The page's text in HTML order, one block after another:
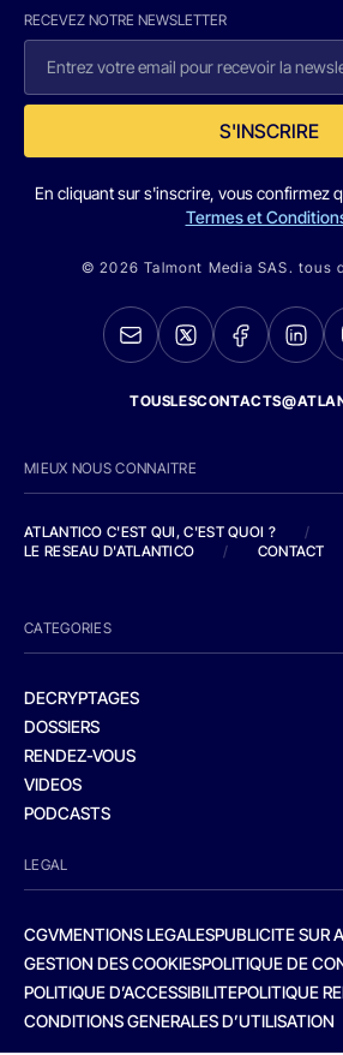
RECEVEZ NOTRE NEWSLETTER
S'INSCRIRE
En cliquant sur s'inscrire, vous confirmez
Termes et
© 2026 Talmont Media SAS. tous
MIEUX NOUS CONNAITRE
ATLANTICO C'EST QUI, C'EST QUOI ?
/
LE RESEAU D'ATLANTICO
/ CONTACT
CATEGORIES
DECRYPTAGES
DOSSIERS
RENDEZ-VOUS
VIDEOS
PODCASTS
LEGAL
CGVMENTIONS LEGALESPUBLICITE SUR
GESTION DES COOKIESPOLITIQUE DE
POLITIQUE D’ACCESSIBILITEPOLITIQUE
CONDITIONS GENERALES D’UTILISATION